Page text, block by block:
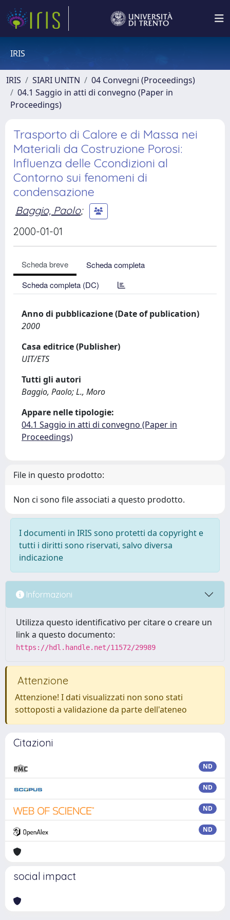
IRIS
IRIS SIARI UNITN
04 Convegni (Proceedings)
04.1 Saggio in atti di convegno (Paper in
Proceedings)
Trasporto di Calore e di Massa nei
Materiali da Costruzione Porosi:
Influenza delle Ccondizioni al
Contorno sui fenomeni di
condensazione
Baggio, Paolo;
2000-01-01
Scheda breve
Scheda completa
Scheda completa (DC)
Anno di pubblicazione (Date of publication)
2000
Casa editrice (Publisher)
UIT/ETS
Tutti gli autori
Baggio, Paolo; L., Moro
Appare nelle tipologie:
04.1 Saggio in atti di convegno (Paper in
Proceedings)
File in questo prodotto:
Non ci sono file associati a questo prodotto.
I documenti in IRIS sono protetti da copyright e
tutti i diritti sono riservati, salvo diversa
indicazione
Informazioni
Utilizza questo identificativo per citare o creare un
link a questo documento:
https://hdl.handle.net/11572/29989
Attenzione
Attenzione! I dati visualizzati non sono stati
sottoposti a validazione da parte dell'ateneo
Citazioni
ND
ND
ND
ND
social impact